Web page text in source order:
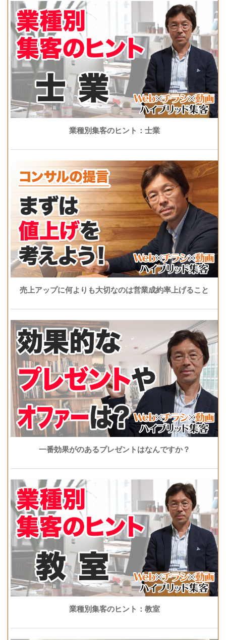
業種別集客のヒント：士業
売上アップに何よりも大切なのは営業成約率上げること
一番効果がのあるプレゼントはなんですか？
業種別集客のヒント：教室